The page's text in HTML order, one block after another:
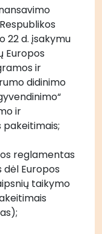
22 d. įsakymu
Europos
ir
didinimo
ir
pakeitimais;
reglamentas
dėl Europos
taikymo